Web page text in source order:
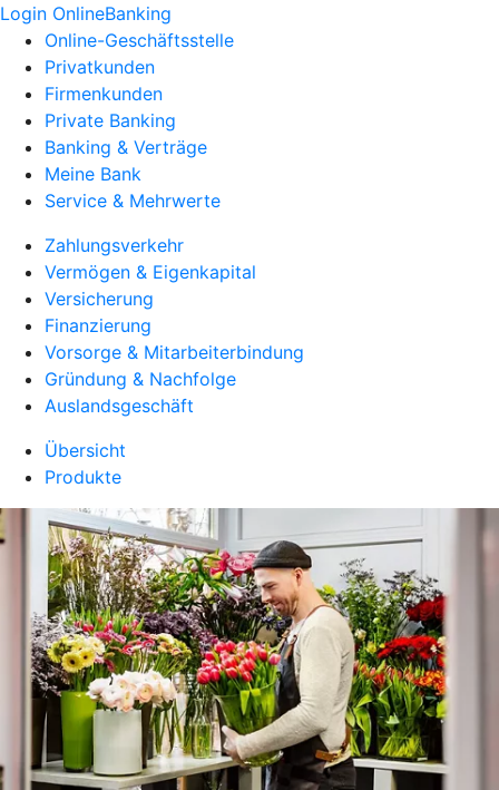
Login OnlineBanking
Online-Geschäftsstelle
Privatkunden
Firmenkunden
Private Banking
Banking & Verträge
Meine Bank
Service & Mehrwerte
Zahlungsverkehr
Vermögen & Eigenkapital
Versicherung
Finanzierung
Vorsorge & Mitarbeiterbindung
Gründung & Nachfolge
Auslandsgeschäft
Übersicht
Produkte